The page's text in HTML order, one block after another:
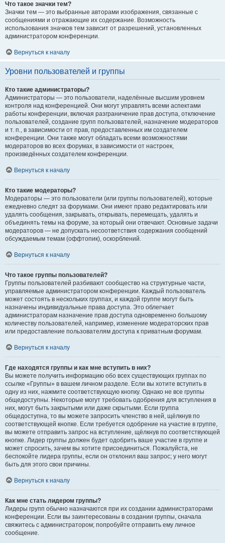
Что такое значки тем?
Значки тем — это выбранные авторами изображения, связанные с
сообщениями и отражающие их содержание. Возможность
использования значков тем зависит от разрешений, установленных
администратором конференции.
Вернуться к началу
Уровни пользователей и группы
Кто такие администраторы?
Администраторы — это пользователи, наделённые высшим уровнем
контроля над конференцией. Они могут управлять всеми аспектами
работы конференции, включая разграничение прав доступа, отключение
пользователей, создание групп пользователей, назначение модераторов
и т. п., в зависимости от прав, предоставленных им создателем
конференции. Они также могут обладать всеми возможностями
модераторов во всех форумах, в зависимости от настроек,
произведённых создателем конференции.
Вернуться к началу
Кто такие модераторы?
Модераторы — это пользователи (или группы пользователей), которые
ежедневно следят за форумами. Они имеют право редактировать или
удалять сообщения, закрывать, открывать, перемещать, удалять и
объединять темы на форуме, за который они отвечают. Основные задачи
модераторов — не допускать несоответствия содержания сообщений
обсуждаемым темам (оффтопик), оскорблений.
Вернуться к началу
Что такое группы пользователей?
Группы пользователей разбивают сообщество на структурные части,
управляемые администратором конференции. Каждый пользователь
может состоять в нескольких группах, и каждой группе могут быть
назначены индивидуальные права доступа. Это облегчает
администраторам назначение прав доступа одновременно большому
количеству пользователей, например, изменение модераторских прав
или предоставление пользователям доступа к приватным форумам.
Вернуться к началу
Где находятся группы и как мне вступить в них?
Вы можете получить информацию обо всех существующих группах по
ссылке «Группы» в вашем личном разделе. Если вы хотите вступить в
одну из них, нажмите соответствующую кнопку. Однако не все группы
общедоступны. Некоторые могут требовать одобрения для вступления в
них, могут быть закрытыми или даже скрытыми. Если группа
общедоступна, то вы можете запросить членство в ней, щёлкнув по
соответствующей кнопке. Если требуется одобрение на участие в группе,
вы можете отправить запрос на вступление, щёлкнув по соответствующей
кнопке. Лидер группы должен будет одобрить ваше участие в группе и
может спросить, зачем вы хотите присоединиться. Пожалуйста, не
беспокойте лидера группы, если он отклонил ваш запрос; у него могут
быть для этого свои причины.
Вернуться к началу
Как мне стать лидером группы?
Лидеры групп обычно назначаются при их создании администраторами
конференции. Если вы заинтересованы в создании группы, сначала
свяжитесь с администратором; попробуйте отправить ему личное
сообщение.